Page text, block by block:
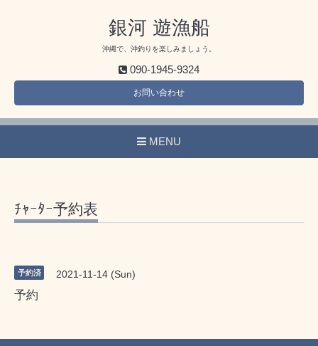
銀河 遊漁船
沖縄で、沖釣りを楽しみましょう。
090-1945-9324
お問い合わせ
MENU
ﾁｬｰﾀｰ予約表
予約済 2021-11-14 (Sun)
予約